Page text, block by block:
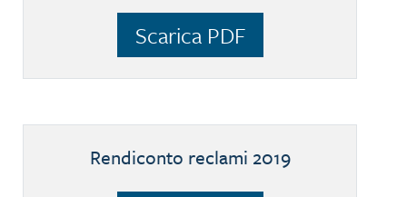
Scarica PDF
Rendiconto reclami 2019